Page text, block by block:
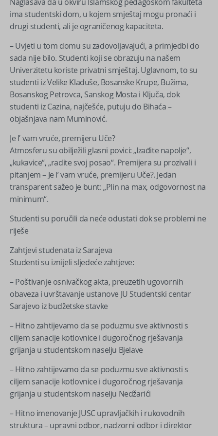
ima studentski dom, u kojem smještaj mogu pronaći i
drugi studenti, ali je ograničenog kapaciteta.
– Uvjeti u tom domu su zadovoljavajući, a primjedbi do
sada nije bilo. Studenti koji se obrazuju na našem
Univerzitetu koriste privatni smještaj. Uglavnom, to su
studenti iz Velike Kladuše, Bosanske Krupe, Bužima,
Bosanskog Petrovca, Sanskog Mosta i Ključa, dok
studenti iz Cazina, najčešće, putuju do Bihaća –
objašnjava nam Muminović.
Je l’ vam vruće, premijeru Uče?
Atmosferu su obilježili glasni povici: „Izađite napolje“,
„kukavice“, „radite svoj posao“. Premijera su prozivali i
pitanjem – Je l’ vam vruće, premijeru Uče?. Jedan
transparent sažeo je bunt: „Plin na max, odgovornost na
minimum“.
Studenti su poručili da neće odustati dok se problemi ne
riješe
Zahtjevi studenata iz Sarajeva
Studenti su iznijeli sljedeće zahtjeve:
– Poštivanje osnivačkog akta, preuzetih ugovornih
obaveza i uvrštavanje ustanove JU Studentski centar
Sarajevo iz budžetske stavke
– Hitno zahtijevamo da se poduzmu sve aktivnosti s
ciljem sanacije kotlovnice i dugoročnog rješavanja
grijanja u studentskom naselju Bjelave
– Hitno zahtijevamo da se poduzmu sve aktivnosti s
ciljem sanacije kotlovnice i dugoročnog rješavanja
grijanja u studentskom naselju Nedžarići
– Hitno imenovanje JUSC upravljačkih i rukovodnih
struktura – upravni odbor, nadzorni odbor i direktor